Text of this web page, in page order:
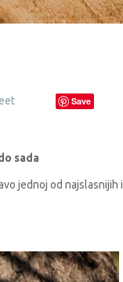
Save
sada
jednoj od najslasnijih i